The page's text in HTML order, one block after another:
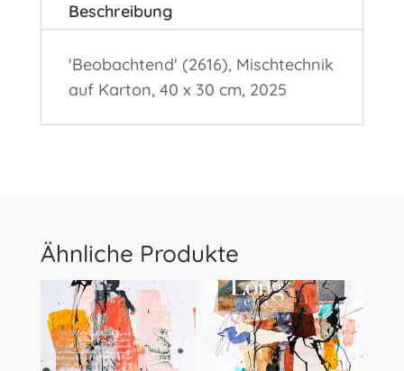
Beschreibung
'Beobachtend' (2616), Mischtechnik
auf Karton, 40 x 30 cm, 2025
Ähnliche Produkte